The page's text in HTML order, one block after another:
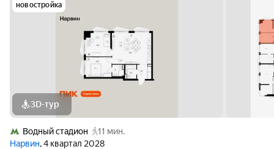
новостройка
3D-тур
Водный стадион
11 мин.
Нарвин, 4 квартал 2028